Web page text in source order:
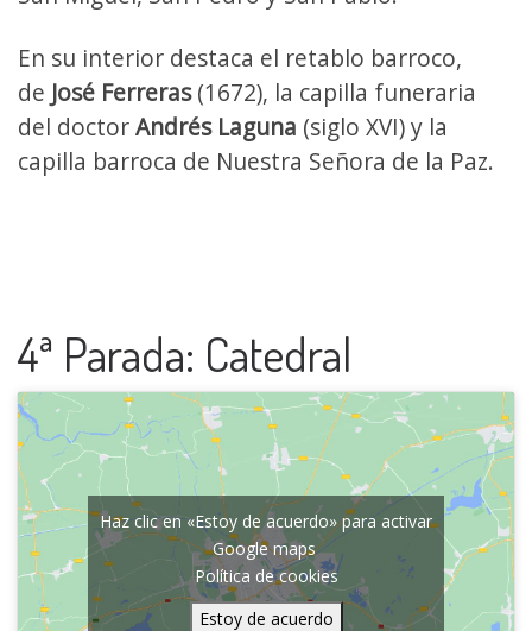
En su interior destaca el retablo barroco,
de José Ferreras(1672), la capilla funeraria
del doctorAndrés Laguna (siglo XVI) y la
capilla barroca de Nuestra Señora de la Paz.
4ª Parada: Catedral
Haz clic en «Estoy de acuerdo» para activar
Google maps
Política de cookies
Estoy de acuerdo